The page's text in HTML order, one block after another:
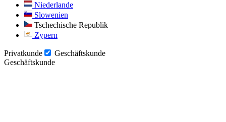
Niederlande
Slowenien
Tschechische Republik
Zypern
Privatkunde
Geschäftskunde
Geschäftskunde